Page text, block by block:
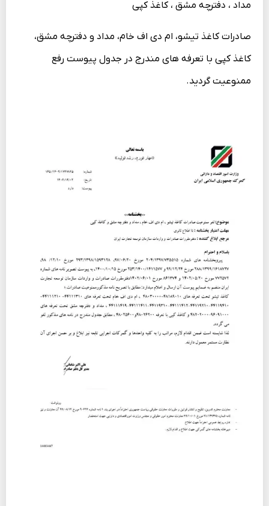
مداد ، دفترچه مشق ، کاغذ کپی
صادرات کاغذ تیشو، ام دی اف خام، مداد و دفترچه مشق،
کاغذ کپی با تعرفه های مندرج در جدول پیوست رفع
ممنوعیت گردید.